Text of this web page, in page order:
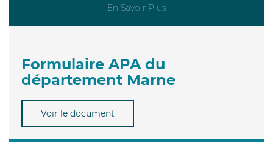
En Savoir Plus
Formulaire APA du
département Marne
Voir le document